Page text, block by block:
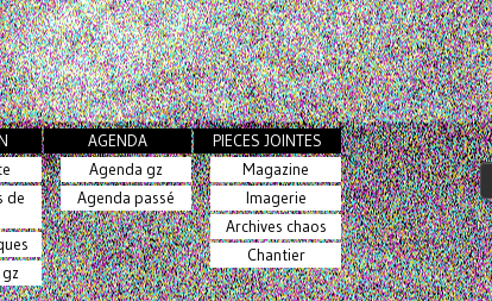
de
AGENDA
Agenda gz
Agenda passé
PIECES JOINTES
Magazine
Imagerie
Archives chaos
Chantier